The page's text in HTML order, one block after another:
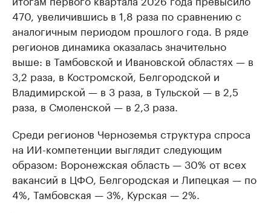
470, увеличившись в 1,8 раза по сравнению с
аналогичным периодом прошлого года. В ряде
регионов динамика оказалась значительно
выше: в Тамбовской и Ивановской областях — в
3,2 раза, в Костромской, Белгородской и
Владимирской — в 3 раза, в Тульской — в 2,5
раза, в Смоленской — в 2,3 раза.
Среди регионов Черноземья структура спроса
на ИИ-компетенции выглядит следующим
образом: Воронежская область — 30% от всех
вакансий в ЦФО, Белгородская и Липецкая — по
4%, Тамбовская — 3%, Курская — 2%.